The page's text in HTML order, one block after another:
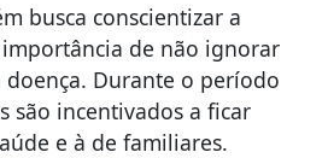
busca conscientizar a
de não ignorar
doença. Durante o período
são incentivados a ficar
e à de familiares.